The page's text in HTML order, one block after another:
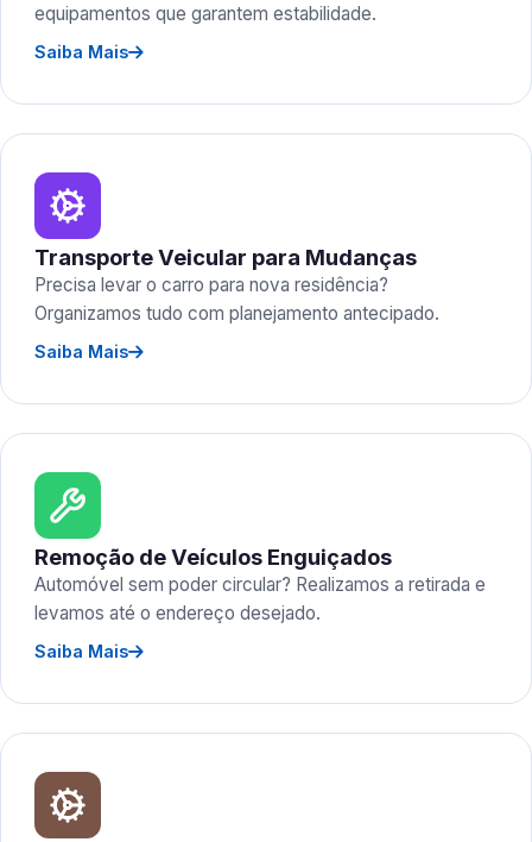
equipamentos que garantem estabilidade.
Saiba Mais
Transporte Veicular para Mudanças
Precisa levar o carro para nova residência?
Organizamos tudo com planejamento antecipado.
Saiba Mais
Remoção de Veículos Enguiçados
Automóvel sem poder circular? Realizamos a retirada e
levamos até o endereço desejado.
Saiba Mais